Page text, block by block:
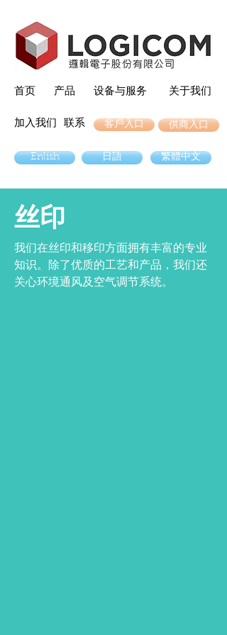
首页 产品
加入我们 联系
设备与服务
客戶入口
关于我们
供商入口
Enlish 日語 繁體中文
丝印
我们在丝印和移印方面拥有丰富的专业
知识。除了优质的工艺和产品，我们还
关心环境通风及空气调节系统。